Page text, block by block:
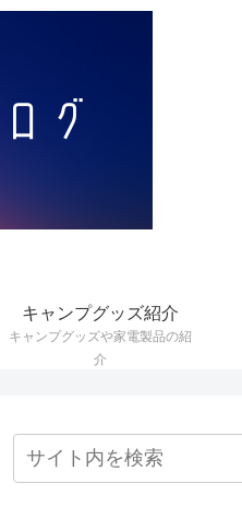
キャンプグッズ紹介
キャンプグッズや家電製品の紹
介